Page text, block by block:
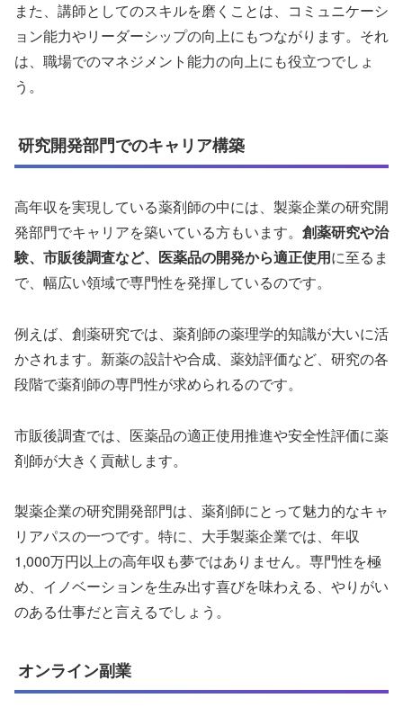
また、講師としてのスキルを磨くことは、コミュニケーシ
ョン能力やリーダーシップの向上にもつながります。それ
は、職場でのマネジメント能力の向上にも役立つでしょ
う。
研究開発部門でのキャリア構築
高年収を実現している薬剤師の中には、製薬企業の研究開
発部門でキャリアを築いている方もいます。 創薬研究や治
験、市販後調査など、医薬品の開発から適正使用に至るま
で、幅広い領域で専門性を発揮しているのです。
例えば、創薬研究では、薬剤師の薬理学的知識が大いに活
かされます。新薬の設計や合成、薬効評価など、研究の各
段階で薬剤師の専門性が求められるのです。
市販後調査では、医薬品の適正使用推進や安全性評価に薬
剤師が大きく貢献します。
製薬企業の研究開発部門は、薬剤師にとって魅力的なキャ
リアパスの一つです。特に、大手製薬企業では、年収
1,000万円以上の高年収も夢ではありません。専門性を極
め、イノベーションを生み出す喜びを味わえる、やりがい
のある仕事だと言えるでしょう。
オンライン副業